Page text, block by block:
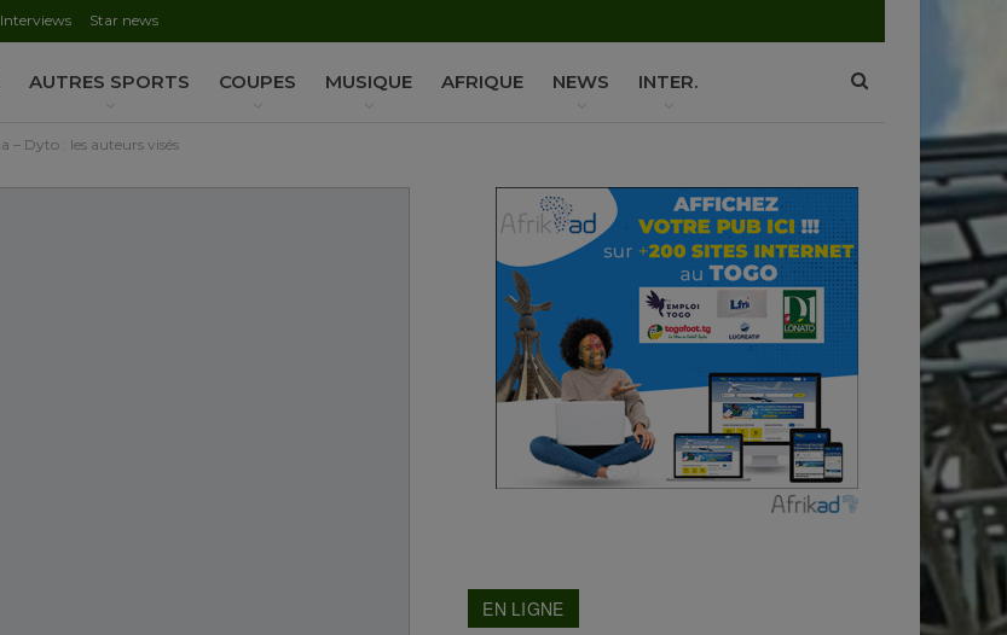
Interviews Star news
AUTRES SPORTS COUPES MUSIQUE AFRIQUE NEWS INTER.
– Dyto : les auteurs visés
EN LIGNE
DE LA HAAC N°0134/HAAC/12-2025/PL/P